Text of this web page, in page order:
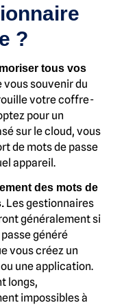
?
tous vos
vous souvenir du
votre coffre-
pour un
sur le cloud, vous
de mots de passe
appareil.
des mots de
Les gestionnaires
généralement si
généré
vous créez un
une application.
longs,
impossibles à